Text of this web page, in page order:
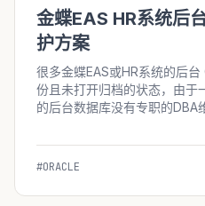
金蝶EAS HR系统后
护方案
很多金蝶EAS或HR系统的后
份且未打开归档的状态，由于
的后台数据库没有专职的DBA
工作量（如果你是大企业 那
满足自身的备份恢复要求，例
蝶EAS或HR系统而言...
#ORACLE